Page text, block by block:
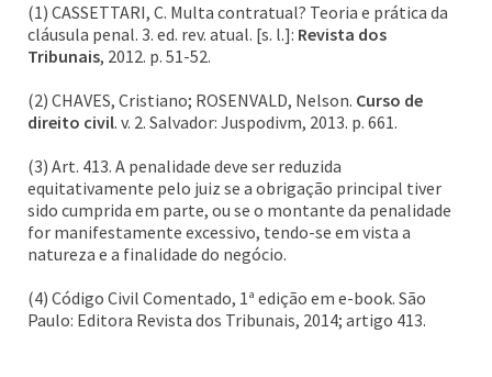
(1) CASSETTARI, C. Multa contratual? Teoria e prática da
cláusula penal. 3. ed. rev. atual. [s. l.]: Revista dos
Tribunais, 2012. p. 51-52.
(2) CHAVES, Cristiano; ROSENVALD, Nelson. Curso de
direito civil. v. 2. Salvador: Juspodivm, 2013. p. 661.
(3) Art. 413. A penalidade deve ser reduzida
equitativamente pelo juiz se a obrigação principal tiver
sido cumprida em parte, ou se o montante da penalidade
for manifestamente excessivo, tendo-se em vista a
natureza e a finalidade do negócio.
(4) Código Civil Comentado, 1ª edição em e-book. São
Paulo: Editora Revista dos Tribunais, 2014; artigo 413.